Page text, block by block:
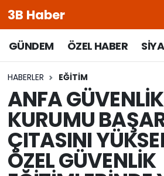
3B Haber
GÜNDEM ÖZEL HABER
HABERLER EĞİTİM
ANFA
KURUMU
ÇITASINI
ÖZEL GÜVENLİK
Beypazarı Hava Durumu
Beypazarı Trafik
Süper Lig Puan Durumu
Tüm Manşetler
Son Dakika Haberleri